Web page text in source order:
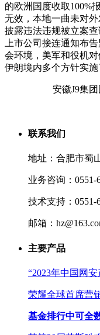
的欧洲国度收取100%
无效，本地一曲未对
披露违法违规被立案
上市公司接连通知布
会环境，美军和役机
伊朗境内多个方针实施
安徽J9集
联系我们
地址：合肥市蜀
业务咨询：0551-
技术支持：0551-
邮箱：
主要产品
“2023年中国网
荣耀全球首席营
基金排行中可全